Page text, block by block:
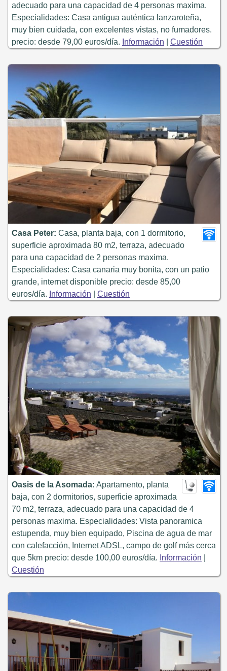
adecuado para una capacidad de 4 personas maxima.
Especialidades: Casa antigua auténtica lanzaroteña,
muy bien cuidada, con excelentes vistas, no fumadores.
precio: desde 79,00 euros/día. Información Cuestión
Casa Peter: Casa, planta baja, con 1 dormitorio,
superficie aproximada 80 m2, terraza, adecuado
para una capacidad de 2 personas maxima.
Especialidades: Casa canaria muy bonita, con un patio
grande, internet disponible precio: desde 85,00
euros/día. Información Cuestión
Oasis de la Asomada: Apartamento, planta
baja, con 2 dormitorios, superficie aproximada
70 m2, terraza, adecuado para una capacidad de 4
personas maxima. Especialidades: Vista panoramica
estupenda, muy bien equipado, Piscina de agua de mar
con calefacción, Internet ADSL, campo de golf más cerca
que 5km precio: desde 100,00 euros/día. Información
Cuestión